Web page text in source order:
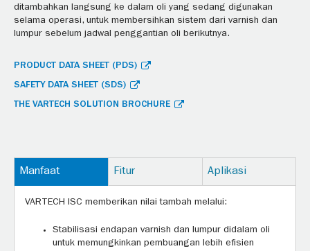
ditambahkan langsung ke dalam oli yang sedang digunakan
selama operasi, untuk membersihkan sistem dari varnish dan
lumpur sebelum jadwal penggantian oli berikutnya.
PRODUCT DATA SHEET (PDS)
SAFETY DATA SHEET (SDS)
THE VARTECH SOLUTION BROCHURE
Manfaat Fitur Aplikasi
VARTECH ISC memberikan nilai tambah melalui:
Stabilisasi endapan varnish dan lumpur didalam oli
untuk memungkinkan pembuangan lebih efisien